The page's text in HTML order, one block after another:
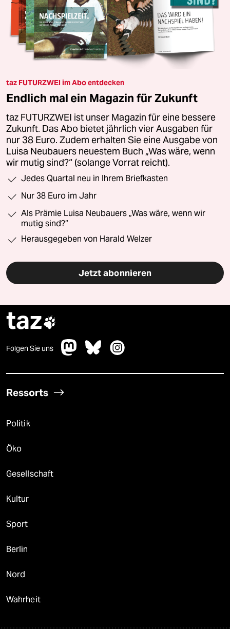
taz FUTURZWEI im Abo entdecken
Endlich mal ein Magazin für Zukunft
taz FUTURZWEI ist unser Magazin für eine bessere
Zukunft. Das Abo bietet jährlich vier Ausgaben für
nur 38 Euro. Zudem erhalten Sie eine Ausgabe von
Luisa Neubauers neuestem Buch „Was wäre, wenn
wir mutig sind?“ (solange Vorrat reicht).
Jedes Quartal neu in Ihrem Briefkasten
Nur 38 Euro im Jahr
Als Prämie Luisa Neubauers „Was wäre, wenn wir
mutig sind?“
Herausgegeben von Harald Welzer
Jetzt abonnieren
taz
Folgen Sie uns
Ressorts
Politik
Öko
Gesellschaft
Kultur
Sport
Berlin
Nord
Wahrheit